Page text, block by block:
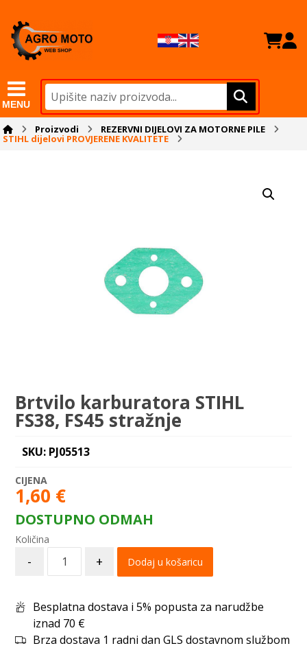
MENU
Proizvodi REZERVNI DIJELOVI ZA MOTORNE PILE
STIHL dijelovi PROVJERENE KVALITETE
Brtvilo karburatora STIHL
FS38, FS45 stražnje
SKU: PJ05513
1,60 €
DOSTUPNO ODMAH
- + Dodaj u košaricu
Besplatna dostava i 5% popusta za narudžbe
iznad 70 €
Brza dostava 1 radni dan GLS dostavnom službom